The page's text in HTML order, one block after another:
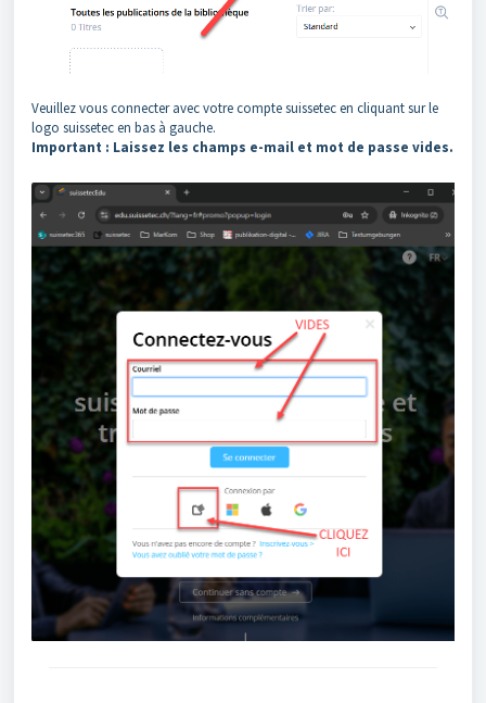
Veuillez vous connecter avec votre compte suissetec en cliquant sur le
logo suissetec en bas à gauche.
Important : Laissez les champs e-mail et mot de passe vides.